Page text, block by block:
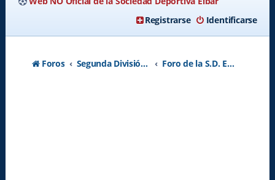
Identificarse
Registrarse
Foros Segunda División A - Temporada 2026-2027 Foro de la S.D. Eibar